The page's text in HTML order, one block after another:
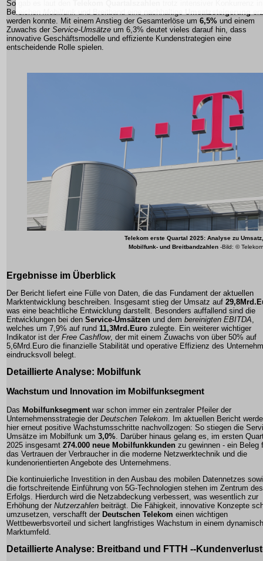
So gab es laut den
BereichenMobilfunkundBreitbandeine nachhaltigeUmsatzsteigerung
werden konnte. Mit einem Anstieg der Gesamterlöse um 6,5% und einem
Zuwachs der Service-Umsätze um 6,3% deutet vieles darauf hin, dass
innovative Geschäftsmodelle und effiziente Kundenstrategien eine
entscheidende Rolle spielen.
Telekom erste Quartal 2025: Analyse zu Umsatz,
Mobilfunk- und Breitbandzahlen -Bild: © Telekom
Ergebnisse im Überblick
Der Bericht liefert eine Fülle von Daten, die das Fundament der aktuellen
Marktentwicklung beschreiben. Insgesamt stieg der Umsatz auf
was eine beachtliche Entwicklung darstellt. Besonders auffallend sind die
Entwicklungen bei den Service-Umsätzen und dem bereinigten EBITDA,
welches um 7,9% auf rund 11,3Mrd.Euro zulegte. Ein weiterer wichtiger
Indikator ist der Free Cashflow, der mit einem Zuwachs von über 50% auf
5,6Mrd.Euro die finanzielle Stabilität und operative Effizienz des
eindrucksvoll belegt.
Detaillierte Analyse: Mobilfunk
Wachstum und Innovation im Mobilfunksegment
Das Mobilfunksegment war schon immer ein zentraler Pfeiler der
Unternehmensstrategie der Deutschen Telekom . Im aktuellen Bericht
hier erneut positive Wachstumsschritte nachvollzogen: So stiegen die
Umsätze im Mobilfunk um 3,0% . Darüber hinaus gelang es, im ersten
2025 insgesamt 274.000 neue Mobilfunkkunden zu gewinnen - ein Beleg
das Vertrauen der Verbraucher in die moderne Netzwerktechnik und die
kundenorientierten Angebote des Unternehmens.
Die kontinuierliche Investition in den Ausbau des mobilen Datennetzes
die fortschreitende Einführung von 5G-Technologien stehen im Zentrum des
Erfolgs. Hierdurch wird die Netzabdeckung verbessert, was wesentlich zur
Erhöhung der Nutzerzahlen beiträgt. Die Fähigkeit, innovative Konzepte
umzusetzen, verschafft der Deutschen Telekom einen wichtigen
Wettbewerbsvorteil und sichert langfristiges Wachstum in einem
Marktumfeld.
Detaillierte Analyse: Breitband und FTTH --